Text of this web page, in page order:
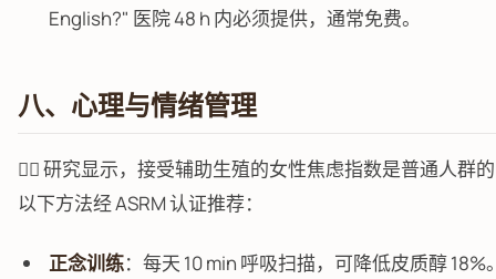
English?" 医院 48 h 内必须提供，通常免费。
八、心理与情绪管理
🧘‍♀️ 研究显示，接受辅助生殖的女性焦虑指数是普通人群
以下方法经 ASRM 认证推荐：
正念训练：每天 10 min 呼吸扫描，可降低皮质醇 18%